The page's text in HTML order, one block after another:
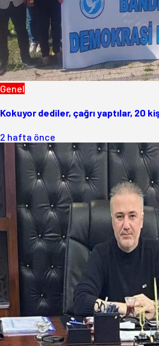
Genel
Kokuyor dediler, çağrı yaptılar, 20
2 hafta önce